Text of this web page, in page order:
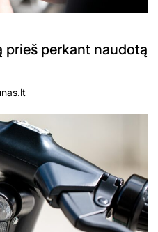
perkant naudotą